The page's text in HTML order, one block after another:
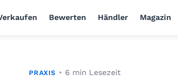
Bewerten Händler Magazin
PRAXIS 6 min Lesezeit